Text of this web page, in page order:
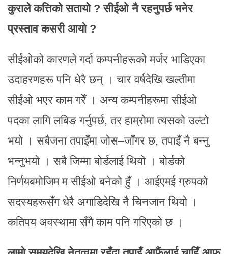
कुराले कत्तिको सतायो ? सीईओ नै रहनुपर्छ भनेर
प्रस्ताव कसरी आयो ?
सीईओको कारणले गर्दा कम्पनीहरूको मर्जर भाडिएका
उदाहरणहरू पनि धेरै छन् । चार वर्षदेखि खल्तीमा
सीईओ भएर काम गरेँ । अन्य कम्पनीहरूमा सीईओ
पदका लागि लबिङ गर्नुपर्छ, तर हाम्रोमा त्यसको उल्टो
भयो । सबैजना तपाइँमा जोस–जाँगर छ, तपाइँ नै बन्नु
भन्नुभयो । सबै जिम्मा बोर्डलाई थियो । बोर्डको
निर्णयबमोजिम म सीईओ बनेको हुँ । आईएमई ग्रुपको
सदस्यहरूसँग धेरै अगाडिदेखि नै चिनजान थियो ।
कतिपय अवस्थामा सँगै काम पनि गरिएको छ ।